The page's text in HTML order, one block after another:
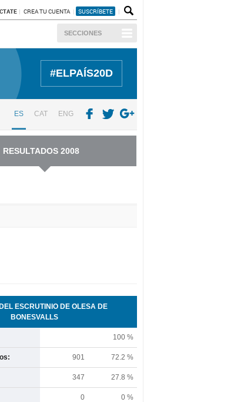
CREA TU CUENTA SUSCRÍBETE
SECCIONES
#ELPAÍS20D
ES CAT ENG
RESULTADOS 2008
ESCRUTINIO DE OLESA DE
BONESVALLS
100 %
901 72.2 %
347 27.8 %
0 0 %